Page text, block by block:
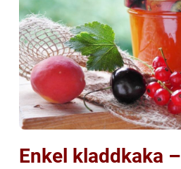
Enkel kladdkaka –